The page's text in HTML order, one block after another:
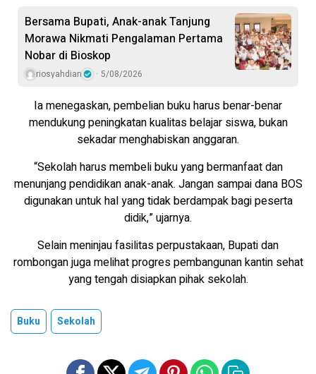
Bersama Bupati, Anak-anak Tanjung
Morawa Nikmati Pengalaman Pertama
Nobar di Bioskop
riosyahdian 5/08/2026
Ia menegaskan, pembelian buku harus benar-benar
mendukung peningkatan kualitas belajar siswa, bukan
sekadar menghabiskan anggaran.
“Sekolah harus membeli buku yang bermanfaat dan
menunjang pendidikan anak-anak. Jangan sampai dana BOS
digunakan untuk hal yang tidak berdampak bagi peserta
didik,” ujarnya.
Selain meninjau fasilitas perpustakaan, Bupati dan
rombongan juga melihat progres pembangunan kantin sehat
yang tengah disiapkan pihak sekolah.
Buku Sekolah